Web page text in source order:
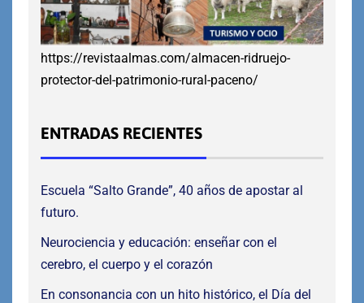
https://revistaalmas.com/almacen-ridruejo-
protector-del-patrimonio-rural-paceno/
ENTRADAS RECIENTES
Escuela “Salto Grande”, 40 años de apostar al
futuro.
Neurociencia y educación: enseñar con el
cerebro, el cuerpo y el corazón
En consonancia con un hito histórico, el Día del